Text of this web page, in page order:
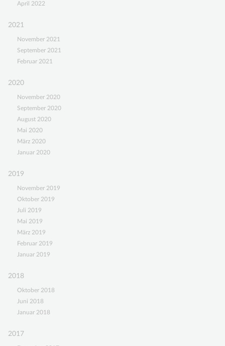
April 2022
2021
November 2021
September 2021
Februar 2021
2020
November 2020
September 2020
August 2020
Mai 2020
März 2020
Januar 2020
2019
November 2019
Oktober 2019
Juli 2019
Mai 2019
März 2019
Februar 2019
Januar 2019
2018
Oktober 2018
Juni 2018
Januar 2018
2017